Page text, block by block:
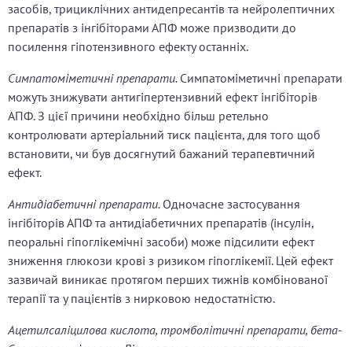
засобів, трициклічних антидепресантів та нейролептичних
препаратів з інгібіторами АПФ може призводити до
посилення гіпотензивного ефекту останніх.
Симпатоміметичні препарати. Симпатоміметичні препарати
можуть знижувати антигіпертензивний ефект інгібіторів
АПФ. З цієї причини необхідно більш ретельно
контролювати артеріальний тиск пацієнта, для того щоб
встановити, чи був досягнутий бажаний терапевтичний
ефект.
Антидіабетичні препарати. Одночасне застосування
інгібіторів АПФ та антидіабетичних препаратів (інсулін,
пеоральні гіпоглікемічні засоби) може підсилити ефект
зниження глюкози крові з ризиком гіпоглікемії. Цей ефект
зазвичай виникає протягом перших тижнів комбінованої
терапії та у пацієнтів з нирковою недостатністю.
Ацетилсаліцилова кислота, тромболітичні препарати, бета-